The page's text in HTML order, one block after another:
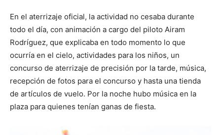
En el aterrizaje oficial, la actividad no cesaba durante
todo el día, con animación a cargo del piloto Airam
Rodríguez, que explicaba en todo momento lo que
ocurría en el cielo, actividades para los niños, un
concurso de aterrizaje de precisión por la tarde, música,
recepción de fotos para el concurso y hasta una tienda
de artículos de vuelo. Por la noche hubo música en la
plaza para quienes tenían ganas de fiesta.